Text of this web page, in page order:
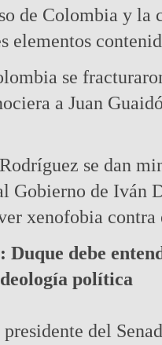
de Colombia y
elementos
se
a Juan
se dan
Gobierno de Iván
xenofobia contra
Duque debe
política
del